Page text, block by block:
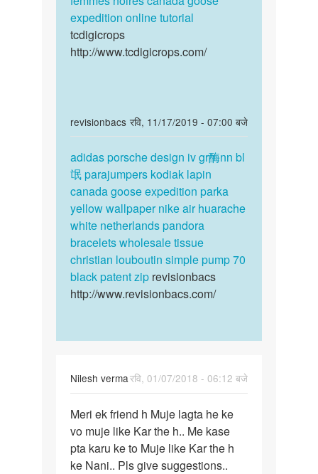
…
by
Auntyji
expedition online tutorial
tcdigicrops
http://www.tcdigicrops.com/
revisionbacs रवि, 11/17/2019 - 07:00 बजे
In
reply
to
इस
विषय
में
यहाँ
पढ़िए:
…
by
Auntyji
adidas
porsche
design
iv…
adidas porsche design iv gr酶nn bl
氓parajumpers kodiak lapin
canada goose expedition parka
yellow wallpaper nike air huarache
white netherlandspandora
bracelets wholesale tissue
christian louboutin simple pump 70
black patent zip revisionbacs
http://www.revisionbacs.com/
Nilesh vermaरवि, 01/07/2018 - 06:12 बजे
Meri
ek
friend
h
Meri ek friend h Muje lagta he ke
vo muje like Kar the h.. Me kase
pta karu ke to Muje like Kar the h
ke Nani.. Pls give suggestions..